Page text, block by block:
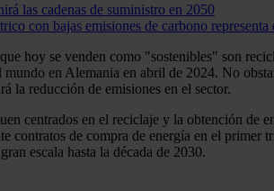
las cadenas de suministro en 2050
con bajas emisiones de carbono
hoy se venden como "sostenibles" son
en Alemania en abril de 2024. No
la reducción de emisiones en el sector.
centrados en el reciclaje y la obtención
contratos de compra de energía en el
escala hasta la década de 2030.